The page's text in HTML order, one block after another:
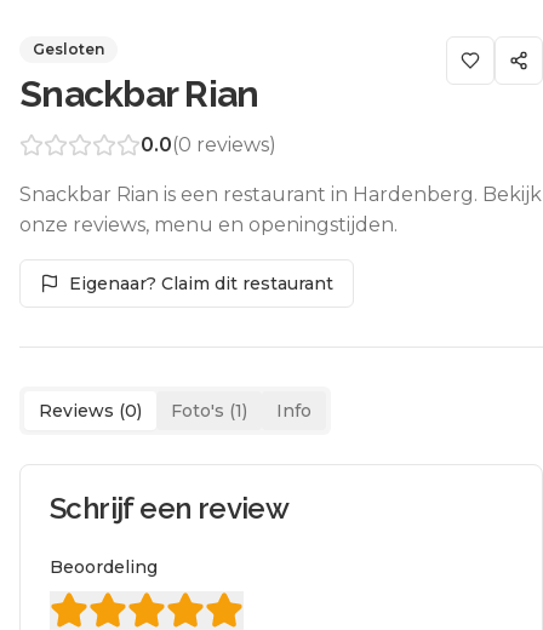
Gesloten
Snackbar Rian
0.0(0 reviews)
Snackbar Rian is een restaurant in Hardenberg. Bekijk
onze reviews, menu en openingstijden.
Eigenaar? Claim dit restaurant
Reviews (0) Foto's (1) Info
Schrijf een review
Beoordeling